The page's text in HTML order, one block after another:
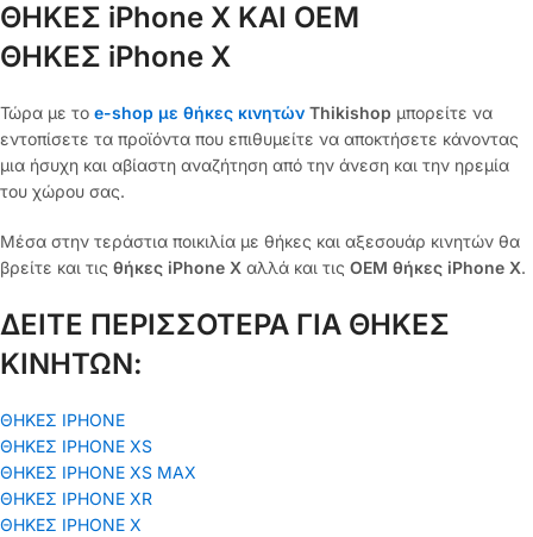
ΘΗΚΕΣ iPhone X ΚΑΙ OEM
ΘΗΚΕΣ iPhone X
Τώρα με το e-shop με θήκες κινητών Thikishop μπορείτε να
εντοπίσετε τα προϊόντα που επιθυμείτε να αποκτήσετε κάνοντας
μια ήσυχη και αβίαστη αναζήτηση από την άνεση και την ηρεμία
του χώρου σας.
Μέσα στην τεράστια ποικιλία με θήκες και αξεσουάρ κινητών θα
βρείτε και τις θήκες iPhone X αλλά και τις OEM θήκες iPhone X.
ΔΕΙΤΕ ΠΕΡΙΣΣΟΤΕΡΑ ΓΙΑ ΘΗΚΕΣ
ΚΙΝΗΤΩΝ:
ΘΗΚΕΣ IPHONE
ΘΗΚΕΣ IPHONE XS
ΘΗΚΕΣ IPHONE XS MAX
ΘΗΚΕΣ IPHONE XR
ΘΗΚΕΣ IPHONE X